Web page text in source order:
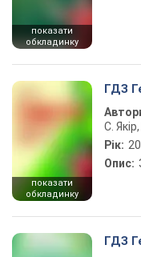
показати
обкладинку
показати
обкладинку
ГДЗ
С.
Рік:
Опис:
ГДЗ